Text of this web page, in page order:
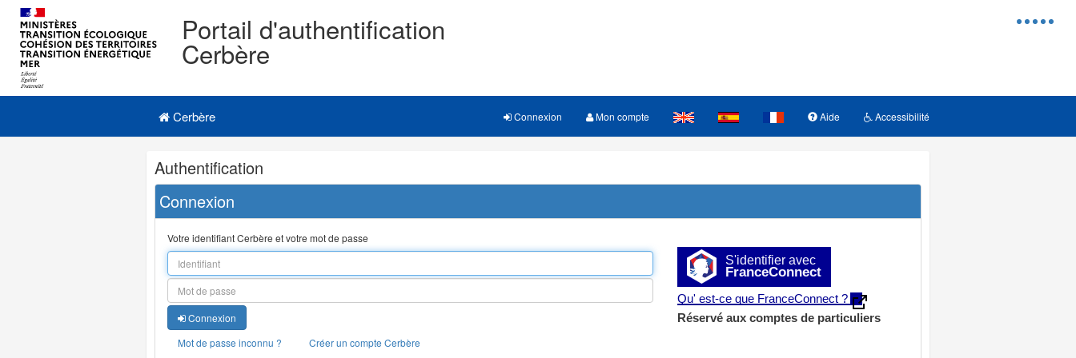
Menu
Portail d'authentification
Cerbère
Navigation
Menu principal
Cerbère Connexion Mon compte Aide Accessibilité
Navigation
et
outils
annexes
Authentification
Connexion
S'identifier avec
FranceConnect
Qu' est-ce que FranceConnect ?
Réservé aux comptes de particuliers
Votre identifiant Cerbère et votre mot de passe
Connexion
Mot de passe inconnu ?
Créer un compte Cerbère